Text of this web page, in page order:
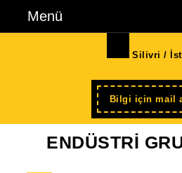
Menü
Silivri /
Bilgi için mail
ENDÜSTRİ